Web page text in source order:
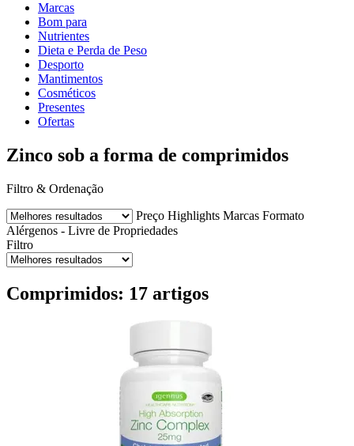
Marcas
Bom para
Nutrientes
Dieta e Perda de Peso
Desporto
Mantimentos
Cosméticos
Presentes
Ofertas
Zinco sob a forma de comprimidos
Filtro & Ordenação
Preço Highlights Marcas Formato
Alérgenos - Livre de Propriedades
Filtro
Comprimidos: 17 artigos